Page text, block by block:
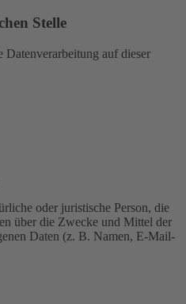
Stelle
auf dieser
oder juristische Person, die
über die Zwecke und Mittel der
Daten (z. B. Namen, E-Mail-